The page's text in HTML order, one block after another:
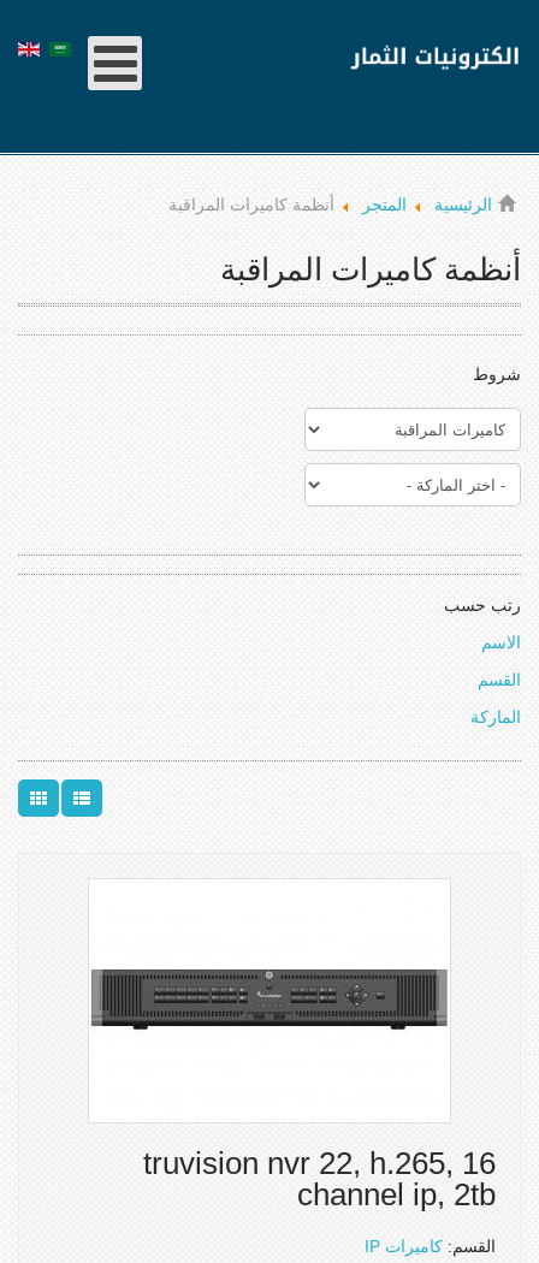
الرئيسية المتجر أنظمة كاميرات المراقبة
أنظمة كاميرات المراقبة
شروط
رتب حسب
الاسم
القسم
الماركة
truvision nvr 22, h.265, 16
channel ip, 2tb
القسم: كاميرات IP